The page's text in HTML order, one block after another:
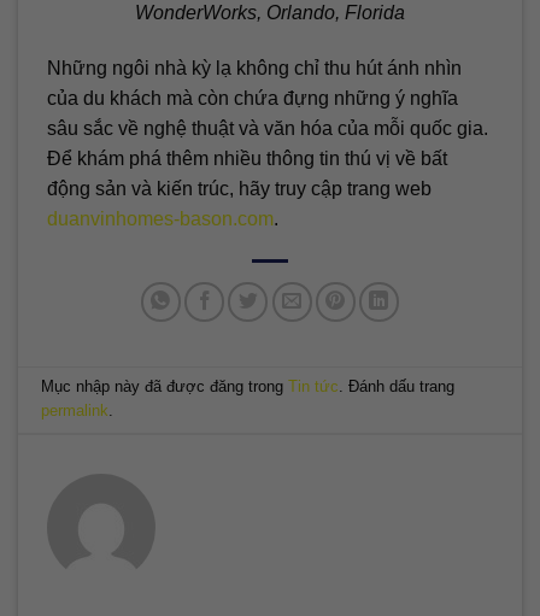
WonderWorks, Orlando, Florida
Những ngôi nhà kỳ lạ không chỉ thu hút ánh nhìn
của du khách mà còn chứa đựng những ý nghĩa
sâu sắc về nghệ thuật và văn hóa của mỗi quốc gia.
Để khám phá thêm nhiều thông tin thú vị về bất
động sản và kiến trúc, hãy truy cập trang web
duanvinhomes-bason.com.
Mục nhập này đã được đăng trongTin tức. Đánh dấu trang
permalink.